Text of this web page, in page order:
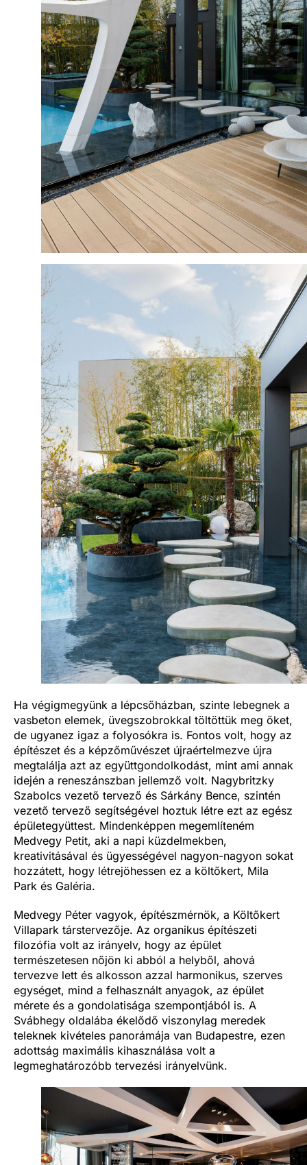
Ha végigmegyünk a lépcsőházban, szinte lebegnek a
vasbeton elemek, üvegszobrokkal töltöttük meg őket,
de ugyanez igaz a folyosókra is. Fontos volt, hogy az
építészet és a képzőművészet újraértelmezve újra
megtalálja azt az együttgondolkodást, mint ami annak
idején a reneszánszban jellemző volt. Nagybritzky
Szabolcs vezető tervező és Sárkány Bence, szintén
vezető tervező segítségével hoztuk létre ezt az egész
épületegyüttest. Mindenképpen megemlíteném
Medvegy Petit, aki a napi küzdelmekben,
kreativitásával és ügyességével nagyon-nagyon sokat
hozzátett, hogy létrejöhessen ez a költőkert, Mila
Park és Galéria.
Medvegy Péter vagyok, építészmérnök, a Költőkert
Villapark társtervezője. Az organikus építészeti
filozófia volt az irányelv, hogy az épület
természetesen nőjön ki abból a helyből, ahová
tervezve lett és alkosson azzal harmonikus, szerves
egységet, mind a felhasznált anyagok, az épület
mérete és a gondolatisága szempontjából is. A
Svábhegy oldalába ékelődő viszonylag meredek
teleknek kivételes panorámája van Budapestre, ezen
adottság maximális kihasználása volt a
legmeghatározóbb tervezési irányelvünk.